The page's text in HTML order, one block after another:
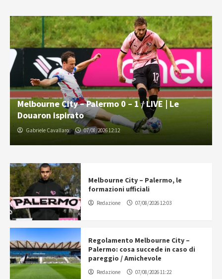
Melbourne City – Palermo 0 – 1 / LIVE | Le
Douaron ispirato
Gabriele Cavallaro 07/08/2026 12:12
Melbourne City – Palermo, le
formazioni ufficiali
Redazione 07/08/2026 12:03
Regolamento Melbourne City –
Palermo: cosa succede in caso di
pareggio / Amichevole
Redazione 07/08/2026 11:22